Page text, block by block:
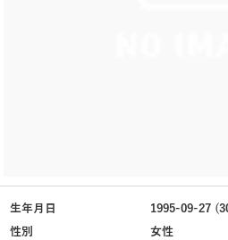
生年月日
1995-09-27
性別
女性